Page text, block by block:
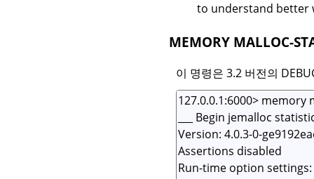
to understand better
MEMORY MALLOC-
이 명령은 3.2 버전의